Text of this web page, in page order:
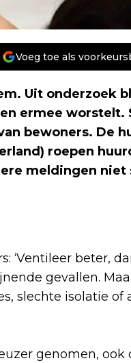
Voeg toe als
Uit onderzoek
ermee worstelt.
bewoners. De
roepen
meldingen niet
‘Ventileer beter,
gevallen.
slechte isolatie of
genomen, ook